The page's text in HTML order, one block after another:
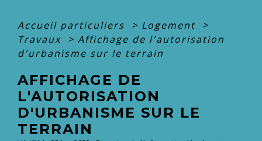
Accueil particuliers > Logement >
Travaux > Affichage de l'autorisation
d'urbanisme sur le terrain
AFFICHAGE DE
L'AUTORISATION
D'URBANISME SUR LE
TERRAIN